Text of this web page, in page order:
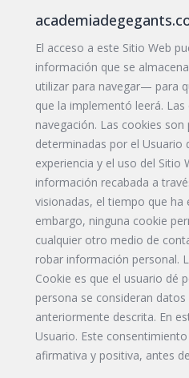
El acceso a este Sitio Web
información que se
utilizar para navegar— para
que la implementó leerá.
navegación. Las cookies
determinadas por el Usuario
experiencia y el uso del
información recabada a
visionadas, el tiempo que ha
embargo, ninguna cookie
cualquier otro medio de
robar información personal.
Cookie es que el usuario dé
persona se consideran
anteriormente descrita. En
Usuario. Este
afirmativa y positiva, antes